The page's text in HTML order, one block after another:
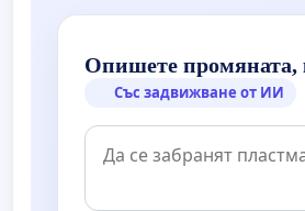
Опишете промяната,
Със задвижване от ИИ